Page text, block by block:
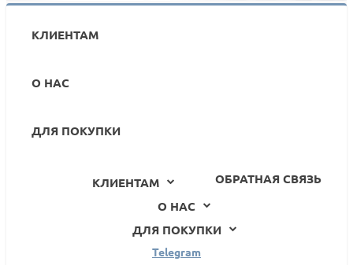
КЛИЕНТАМ
О НАС
ДЛЯ ПОКУПКИ
ОБРАТНАЯ СВЯЗЬ
КЛИЕНТАМ
О НАС
ДЛЯ ПОКУПКИ
Telegram